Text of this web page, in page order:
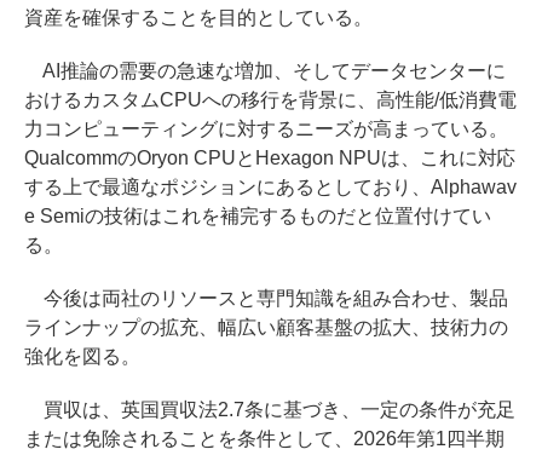
資産を確保することを目的としている。
AI推論の需要の急速な増加、そしてデータセンターに
おけるカスタムCPUへの移行を背景に、高性能/低消費電
力コンピューティングに対するニーズが高まっている。
QualcommのOryon CPUとHexagon NPUは、これに対応
する上で最適なポジションにあるとしており、Alphawav
e Semiの技術はこれを補完するものだと位置付けてい
る。
今後は両社のリソースと専門知識を組み合わせ、製品
ラインナップの拡充、幅広い顧客基盤の拡大、技術力の
強化を図る。
買収は、英国買収法2.7条に基づき、一定の条件が充足
または免除されることを条件として、2026年第1四半期